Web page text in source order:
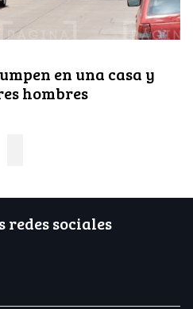
en una casa y
hombres
redes sociales